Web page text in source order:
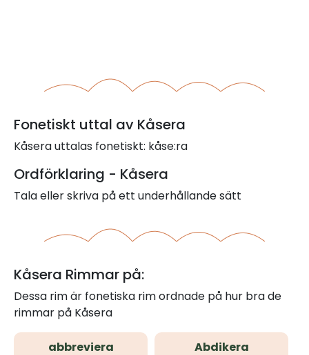
Fonetiskt uttal av Kåsera
Kåsera uttalas fonetiskt: kåse:ra
Ordförklaring - Kåsera
Tala eller skriva på ett underhållande sätt
Kåsera Rimmar på:
Dessa rim är fonetiska rim ordnade på hur bra de
rimmar på Kåsera
abbreviera Abdikera